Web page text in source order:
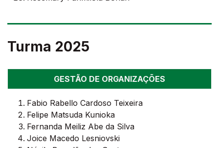
Turma 2025
GESTÃO DE ORGANIZAÇÕES
Fabio Rabello Cardoso Teixeira
Felipe Matsuda Kunioka
Fernanda Meiliz Abe da Silva
Joice Macedo Lesniovski